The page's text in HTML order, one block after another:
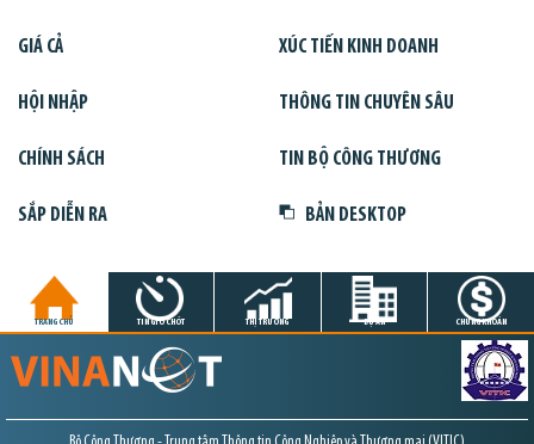
GIÁ CẢ XÚC TIẾN KINH DOANH
HỘI NHẬP THÔNG TIN CHUYÊN SÂU
CHÍNH SÁCH TIN BỘ CÔNG THƯƠNG
SẮP DIỄN RA BẢN DESKTOP
TRANG CHỦ TIN GIỜ CHÓT THỊ TRƯỜNG DỰ ÁN CHỨNG KHOÁN